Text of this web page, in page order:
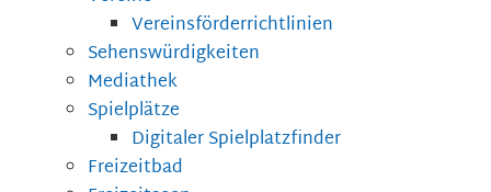
Vereinsförderrichtlinien
Sehenswürdigkeiten
Mediathek
Spielplätze
Digitaler Spielplatzfinder
Freizeitbad